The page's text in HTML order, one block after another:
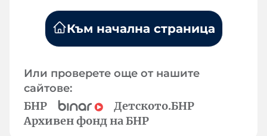
Към начална страница
Или проверете още от нашите
сайтове:
БНР
Детското.БНР
Архивен фонд на БНР